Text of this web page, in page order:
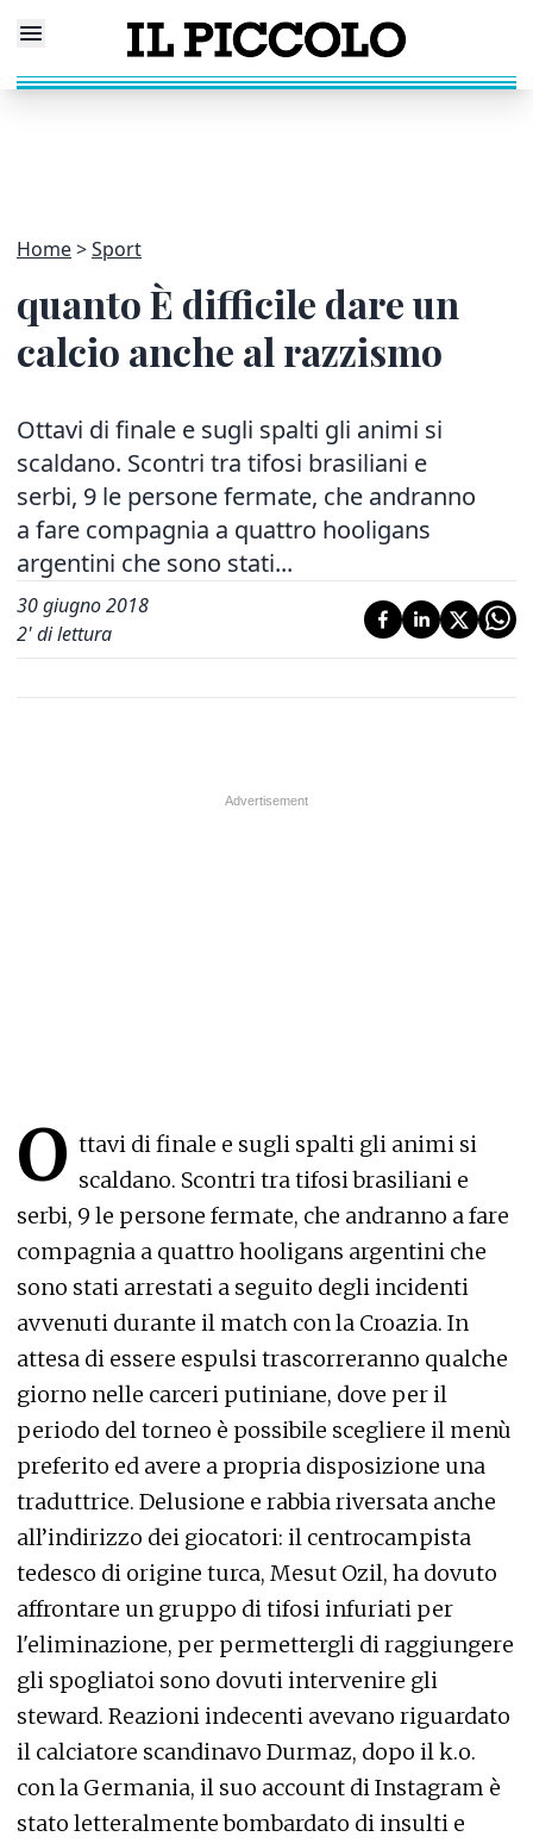
Home Sport
quanto È difficile dare un
calcio anche al razzismo
Ottavi di finale e sugli spalti gli animi si
scaldano. Scontri tra tifosi brasiliani e
serbi, 9 le persone fermate, che andranno
a fare compagnia a quattro hooligans
argentini che sono stati...
30 giugno 2018
2' di lettura
O ttavi di finale e sugli spalti gli animi si
scaldano. Scontri tra tifosi brasiliani e
serbi, 9 le persone fermate, che andranno a fare
compagnia a quattro hooligans argentini che
sono stati arrestati a seguito degli incidenti
avvenuti durante il match con la Croazia. In
attesa di essere espulsi trascorreranno qualche
giorno nelle carceri putiniane, dove per il
periodo del torneo è possibile scegliere il menù
preferito ed avere a propria disposizione una
traduttrice. Delusione e rabbia riversata anche
all’indirizzo dei giocatori: il centrocampista
tedesco di origine turca, Mesut Ozil, ha dovuto
affrontare un gruppo di tifosi infuriati per
l'eliminazione, per permettergli di raggiungere
gli spogliatoi sono dovuti intervenire gli
steward. Reazioni indecenti avevano riguardato
il calciatore scandinavo Durmaz, dopo il k.o.
con la Germania, il suo account di Instagram è
stato letteralmente bombardato di insulti e